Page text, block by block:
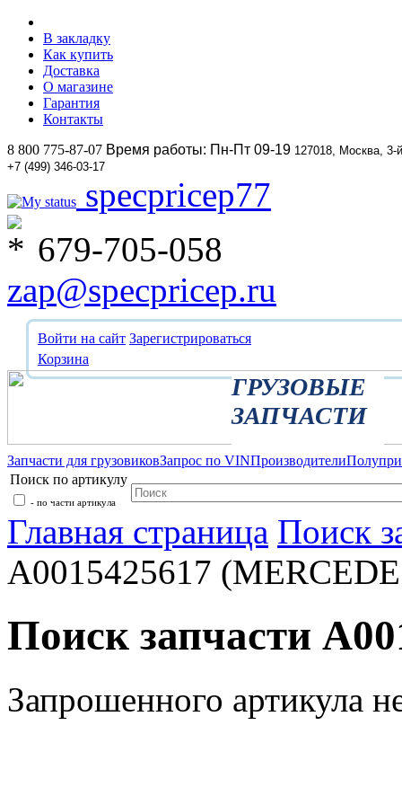
В закладку
Как купить
Доставка
О магазине
Гарантия
Контакты
8 800 775-87-07 Время работы: Пн-Пт 09-19 127018, Москва,
+7 (499) 346-03-17
specpricep77
679-705-058
zap@specpricep.ru
Войти на сайт Зарегистрироваться
Корзина
ГРУЗОВЫЕ
ЗАПЧАСТИ
Запчасти для грузовиковЗапрос по VINПроизводители
Поиск по артикулу
- по части артикула
Главная страница Поиск
A0015425617
Поиск запчасти
Запрошенного артикула